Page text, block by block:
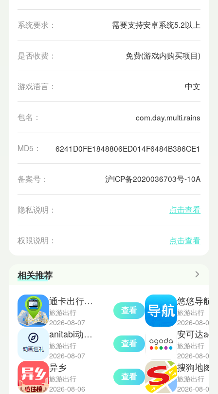
系统要求： 需要支持安卓系统5.2以上
是否收费： 免费(游戏内购买项目)
游戏语言： 中文
包名： com.day.multi.rains
MD5： 6241D0FE1848806ED014F6484B386CE1
备案号： 沪ICP备2020036703号-10A
隐私说明： 点击查看
权限说明： 点击查看
相关推荐
通卡出行公交车
旅游出行
2026-08-07
查看
anitabi动漫巡礼
旅游出行
2026-08-07
查看
异乡
旅游出行
2026-08-06
查看
旅游出行
2026-08-05
旅游出行
2026-08-05
旅游出行
2026-08-04